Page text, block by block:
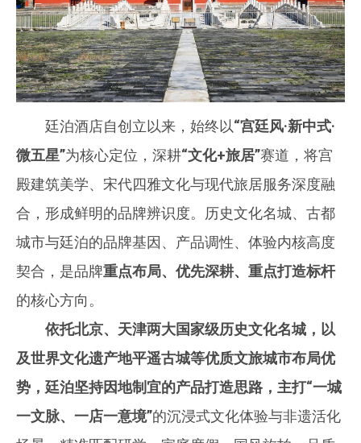
廷泊酒店自创立以来，始终以“宫廷风·新中式·
微五星”为核心定位，深耕“文化+旅居”赛道，将宫
殿建筑美学、宋代四雅文化与现代旅居服务深度融
合，形成鲜明的品牌辨识度。历史文化名城、古都
城市与廷泊的品牌基因、产品调性、体验内核高度
契合，是品牌重点布局、优先深耕、重点打造标杆
的核心方向。
依托北京、天津两大国家级历史文化名城，以
及世界文化遗产地平遥古城等优质文旅城市布局优
势，廷泊坚持因地制宜的产品打造思路，主打“一城
一文脉、一店一意境”的沉浸式文化体验与非遗活化